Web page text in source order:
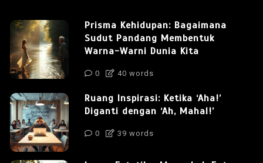
Prisma Kehidupan: Bagaimana
Sudut Pandang Membentuk
Warna-Warni Dunia Kita
0 40 words
Ruang Inspirasi: Ketika ‘Aha!’
Diganti dengan ‘Ah, Mahal!’
0 39 words